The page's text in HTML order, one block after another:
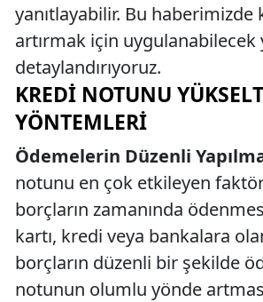
yanıtlayabilir. Bu
artırmak için
detaylandırıyoruz.
KREDI NOTUNU
YÖNTEMLERI
Ödemelerin Düzenli
notunu en çok etkileyen
borçların zamanında
kartı, kredi veya bankalara
borçların düzenli bir şekilde
notunun olumlu yönde